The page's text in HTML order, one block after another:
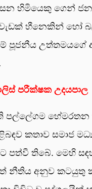
හිමියෙකු ගෙන්
හීනෙකින් හෝ
පූජනීය උත්තමයගේ
පරීක්ෂක උදයපාල
පල්ලේගම
කතාව සමාජ
පත්වී තිබේ. මෙහි
නීතිය අනුව කටයුතු